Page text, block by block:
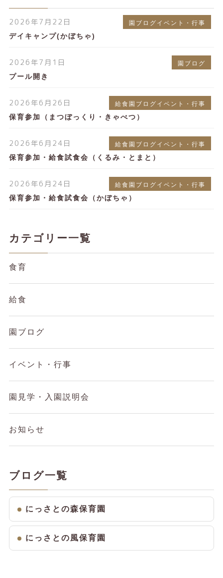
2026年7月22日 園ブログイベント・行事
デイキャンプ(かぼちゃ)
2026年7月1日 園ブログ
プール開き
2026年6月26日 給食園ブログイベント・行事
保育参加（まつぼっくり・きゃべつ）
2026年6月24日 給食園ブログイベント・行事
保育参加・給食試食会（くるみ・とまと）
2026年6月24日 給食園ブログイベント・行事
保育参加・給食試食会（かぼちゃ）
カテゴリー一覧
食育
給食
園ブログ
イベント・行事
園見学・入園説明会
お知らせ
ブログ一覧
にっさとの森保育園
にっさとの風保育園